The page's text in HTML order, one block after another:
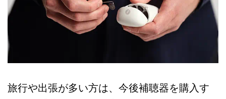
旅行や出張が多い方は、今後補聴器を購入す